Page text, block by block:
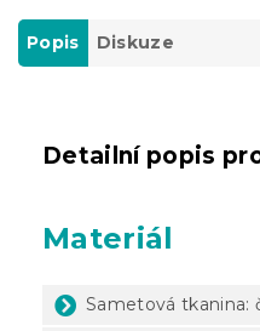
Popis Diskuze
Detailní popis
Materiál
Sametová tkanina: